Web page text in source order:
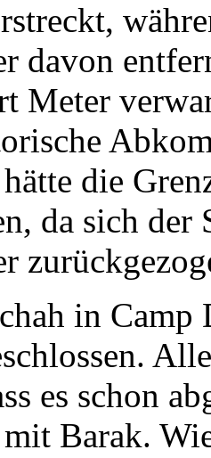
davon
Meter
die
da sich der
in
es schon
Barak.